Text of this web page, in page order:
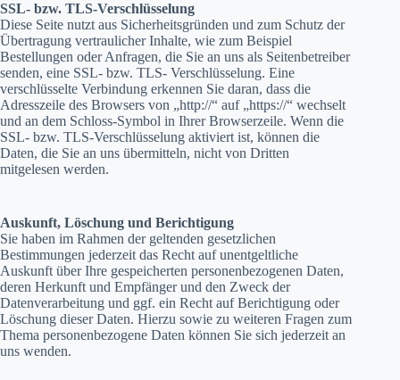
SSL- bzw. TLS-Verschlüsselung
Diese Seite nutzt aus Sicherheitsgründen und zum Schutz der
Übertragung vertraulicher Inhalte, wie zum Beispiel
Bestellungen oder Anfragen, die Sie an uns als Seitenbetreiber
senden, eine SSL- bzw. TLS- Verschlüsselung. Eine
verschlüsselte Verbindung erkennen Sie daran, dass die
Adresszeile des Browsers von „http://“ auf „https://“ wechselt
und an dem Schloss-Symbol in Ihrer Browserzeile. Wenn die
SSL- bzw. TLS-Verschlüsselung aktiviert ist, können die
Daten, die Sie an uns übermitteln, nicht von Dritten
mitgelesen werden.
Auskunft, Löschung und Berichtigung
Sie haben im Rahmen der geltenden gesetzlichen
Bestimmungen jederzeit das Recht auf unentgeltliche
Auskunft über Ihre gespeicherten personenbezogenen Daten,
deren Herkunft und Empfänger und den Zweck der
Datenverarbeitung und ggf. ein Recht auf Berichtigung oder
Löschung dieser Daten. Hierzu sowie zu weiteren Fragen zum
Thema personenbezogene Daten können Sie sich jederzeit an
uns wenden.